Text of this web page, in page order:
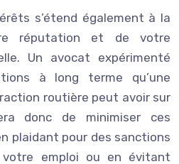
s’étend également à la
réputation et de votre
Un avocat expérimenté
à long terme qu’une
routière peut avoir sur
donc de minimiser ces
plaidant pour des sanctions
votre emploi ou en évitant